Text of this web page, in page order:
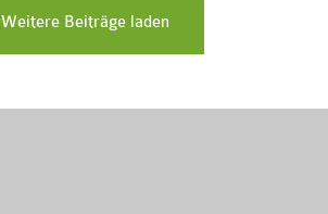
Weitere Beiträge laden